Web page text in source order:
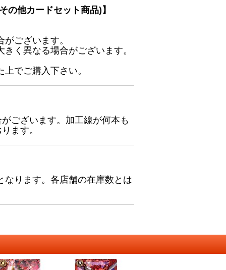
の他カードセット商品)】
ございます。
く異なる場合がございます。
でご購入下さい。
ございます。加工線が何本も
ます。
なります。各店舗の在庫数とは